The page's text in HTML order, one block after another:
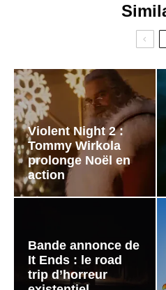
Violent Night 2 :
Tommy Wirkola
prolonge Noël en
action
Bande annonce de
It Ends : le road
trip d’horreur